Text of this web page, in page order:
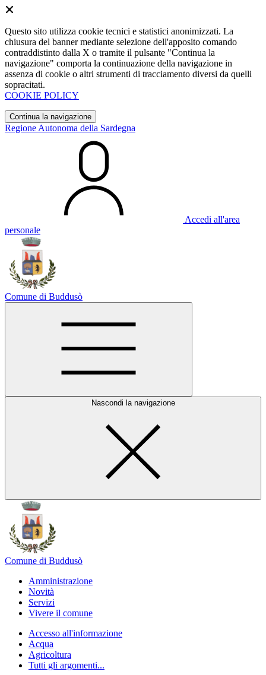
Questo sito utilizza cookie tecnici e statistici anonimizzati. La
chiusura del banner mediante selezione dell'apposito comando
contraddistinto dalla X o tramite il pulsante "Continua la
navigazione" comporta la continuazione della navigazione in
assenza di cookie o altri strumenti di tracciamento diversi da quelli
sopracitati.
COOKIE POLICY
Continua la navigazione
Regione Autonoma della Sardegna
Accedi all'area
personale
Comune di Buddusò
Nascondi la navigazione
Comune di Buddusò
Amministrazione
Novità
Servizi
Vivere il comune
Accesso all'informazione
Acqua
Agricoltura
Tutti gli argomenti...